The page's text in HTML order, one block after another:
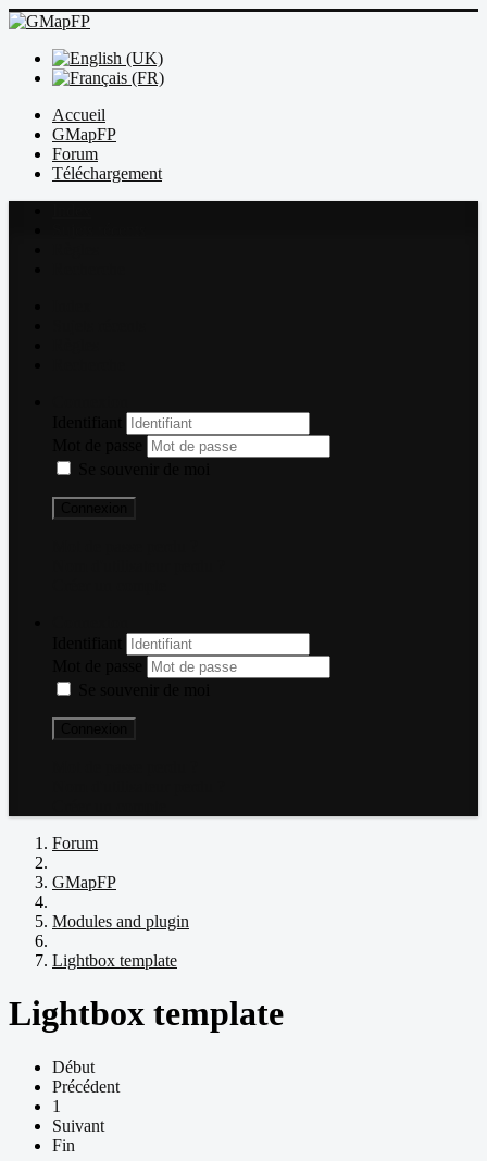
Accueil
GMapFP
Forum
Téléchargement
Forum
GMapFP
Modules and plugin
Lightbox template
Lightbox template
Début
Précédent
1
Suivant
Fin